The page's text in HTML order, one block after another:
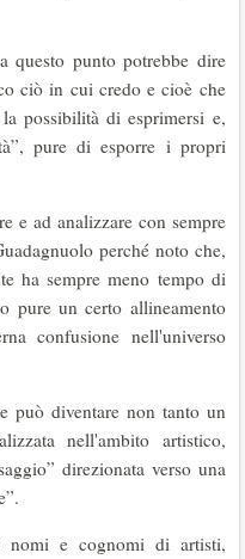
questo punto potrebbe dire
ciò in cui credo e cioè che
possibilità di esprimersi e,
pure di esporre i propri
e ad analizzare con sempre
perché noto che,
ha sempre meno tempo di
pure un certo allineamento
confusione nell'universo
può diventare non tanto un
nell'ambito artistico,
direzionata verso una
nomi e cognomi di artisti,